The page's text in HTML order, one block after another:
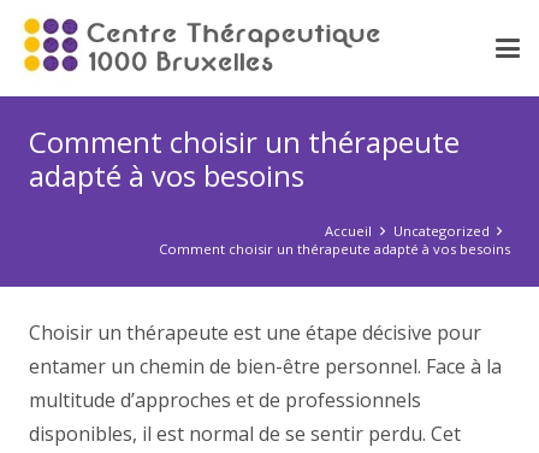
Comment choisir un thérapeute
adapté à vos besoins
Accueil
Uncategorized
Comment choisir un thérapeute adapté à vos besoins
Choisir un thérapeute est une étape décisive pour
entamer un chemin de bien-être personnel. Face à la
multitude d’approches et de professionnels
disponibles, il est normal de se sentir perdu. Cet